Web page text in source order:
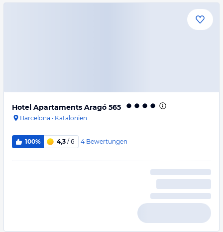
Hotel Apartaments Aragó 565
Barcelona · Katalonien
100% 4,3 / 6 4 Bewertungen